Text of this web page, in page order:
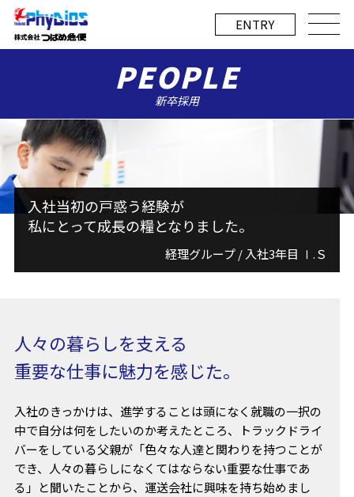
ENTRY
PEOPLE
入社当初の戸惑う経験が
私にとって成長の糧となりました。
経理グループ / 入社3年目 Ⅰ.Ｓ
人々の暮らしを支える
重要な仕事に魅力を感じた。
入社のきっかけは、進学することは頭になく就職の一択の
中で自分は何をしたいのか考えたところ、トラックドライ
バーをしている父親が「色々な人達と関わりを持つことが
でき、人々の暮らしになくてはならない重要な仕事であ
る」と聞いたことから、運送会社に興味を持ち始めまし